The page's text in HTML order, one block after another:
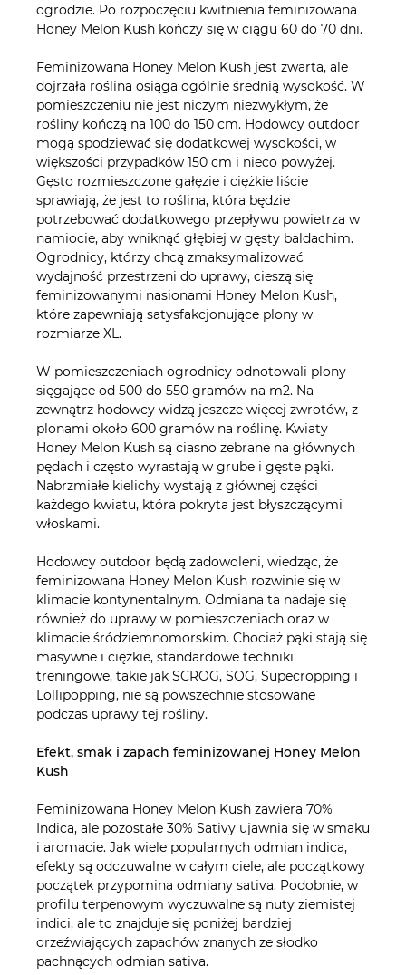
ogrodzie. Po rozpoczęciu kwitnienia feminizowana
Honey Melon Kush kończy się w ciągu 60 do 70 dni.
Feminizowana Honey Melon Kush jest zwarta, ale
dojrzała roślina osiąga ogólnie średnią wysokość. W
pomieszczeniu nie jest niczym niezwykłym, że
rośliny kończą na 100 do 150 cm. Hodowcy outdoor
mogą spodziewać się dodatkowej wysokości, w
większości przypadków 150 cm i nieco powyżej.
Gęsto rozmieszczone gałęzie i ciężkie liście
sprawiają, że jest to roślina, która będzie
potrzebować dodatkowego przepływu powietrza w
namiocie, aby wniknąć głębiej w gęsty baldachim.
Ogrodnicy, którzy chcą zmaksymalizować
wydajność przestrzeni do uprawy, cieszą się
feminizowanymi nasionami Honey Melon Kush,
które zapewniają satysfakcjonujące plony w
rozmiarze XL.
W pomieszczeniach ogrodnicy odnotowali plony
sięgające od 500 do 550 gramów na m2. Na
zewnątrz hodowcy widzą jeszcze więcej zwrotów, z
plonami około 600 gramów na roślinę. Kwiaty
Honey Melon Kush są ciasno zebrane na głównych
pędach i często wyrastają w grube i gęste pąki.
Nabrzmiałe kielichy wystają z głównej części
każdego kwiatu, która pokryta jest błyszczącymi
włoskami.
Hodowcy outdoor będą zadowoleni, wiedząc, że
feminizowana Honey Melon Kush rozwinie się w
klimacie kontynentalnym. Odmiana ta nadaje się
również do uprawy w pomieszczeniach oraz w
klimacie śródziemnomorskim. Chociaż pąki stają się
masywne i ciężkie, standardowe techniki
treningowe, takie jak SCROG, SOG, Supecropping i
Lollipopping, nie są powszechnie stosowane
podczas uprawy tej rośliny.
Efekt, smak i zapach feminizowanej Honey Melon
Kush
Feminizowana Honey Melon Kush zawiera 70%
Indica, ale pozostałe 30% Sativy ujawnia się w smaku
i aromacie. Jak wiele popularnych odmian indica,
efekty są odczuwalne w całym ciele, ale początkowy
początek przypomina odmiany sativa. Podobnie, w
profilu terpenowym wyczuwalne są nuty ziemistej
indici, ale to znajduje się poniżej bardziej
orzeźwiających zapachów znanych ze słodko
pachnących odmian sativa.